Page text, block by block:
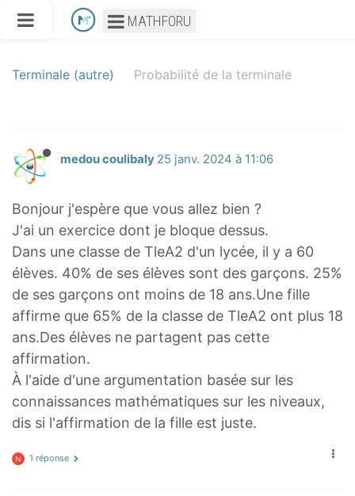
MATHFORU
Terminale (autre) Probabilité de la terminale
medou coulibaly 25 janv. 2024 à 11:06
Bonjour j'espère que vous allez bien ?
J'ai un exercice dont je bloque dessus.
Dans une classe de TleA2 d'un lycée, il y a 60
élèves. 40% de ses élèves sont des garçons. 25%
de ses garçons ont moins de 18 ans.Une fille
affirme que 65% de la classe de TleA2 ont plus 18
ans.Des élèves ne partagent pas cette
affirmation.
À l'aide d'une argumentation basée sur les
connaissances mathématiques sur les niveaux,
dis si l'affirmation de la fille est juste.
N 1 réponse